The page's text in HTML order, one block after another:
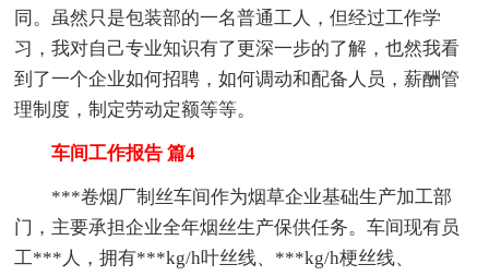
同。虽然只是包装部的一名普通工人，但经过工作学
习，我对自己专业知识有了更深一步的了解，也然我看
到了一个企业如何招聘，如何调动和配备人员，薪酬管
理制度，制定劳动定额等等。
车间工作报告 篇4
***卷烟厂制丝车间作为烟草企业基础生产加工部
门，主要承担企业全年烟丝生产保供任务。车间现有员
工***人，拥有***kg/h叶丝线、***kg/h梗丝线、